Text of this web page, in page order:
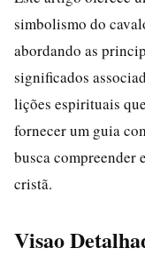
simbolismo do
abordando as
significados
lições espirituais
fornecer um guia
busca compreender
cristã.
Visao